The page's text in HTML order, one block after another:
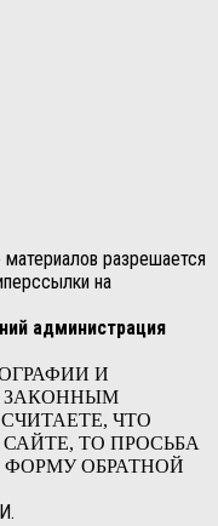
материалов разрешается
на
администрация
И
ЗАКОННЫМ
ЧТО
ТО ПРОСЬБА
ОБРАТНОЙ